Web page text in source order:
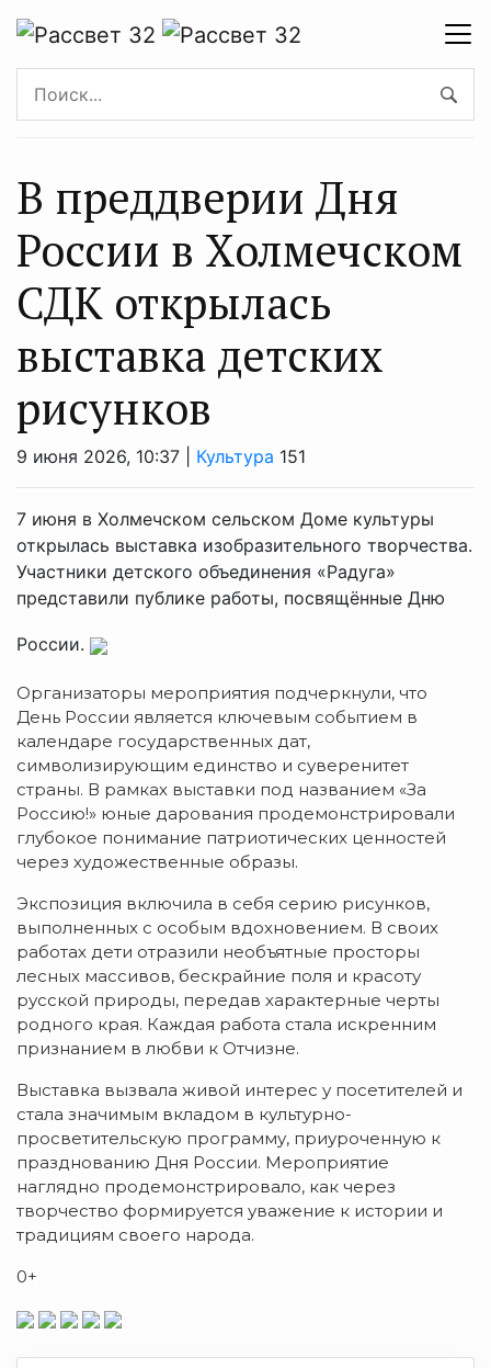
В преддверии Дня
России в Холмечском
СДК открылась
выставка детских
рисунков
9 июня 2026, 10:37 | Культура 151
7 июня в Холмечском сельском Доме культуры
открылась выставка изобразительного творчества.
Участники детского объединения «Радуга»
представили публике работы, посвящённые Дню
России.
Организаторы мероприятия подчеркнули, что
День России является ключевым событием в
календаре государственных дат,
символизирующим единство и суверенитет
страны. В рамках выставки под названием «За
Россию!» юные дарования продемонстрировали
глубокое понимание патриотических ценностей
через художественные образы.
Экспозиция включила в себя серию рисунков,
выполненных с особым вдохновением. В своих
работах дети отразили необъятные просторы
лесных массивов, бескрайние поля и красоту
русской природы, передав характерные черты
родного края. Каждая работа стала искренним
признанием в любви к Отчизне.
Выставка вызвала живой интерес у посетителей и
стала значимым вкладом в культурно-
просветительскую программу, приуроченную к
празднованию Дня России. Мероприятие
наглядно продемонстрировало, как через
творчество формируется уважение к истории и
традициям своего народа.
0+